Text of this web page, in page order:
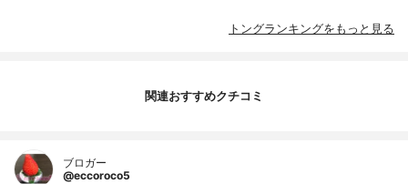
トングランキングをもっと見る
関連おすすめクチコミ
ブロガー
@eccoroco5